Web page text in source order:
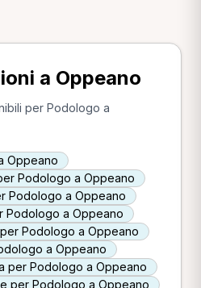
a Oppeano
per Podologo a
Oppeano
Podologo a Oppeano
Podologo a Oppeano
Podologo a Oppeano
Podologo a Oppeano
a Oppeano
per Podologo a Oppeano
per Podologo a Oppeano